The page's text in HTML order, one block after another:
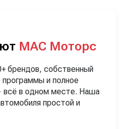
своего дела!
МАС Моторс
брендов, собственный
и полное
всё в одном месте. Наша
простой и